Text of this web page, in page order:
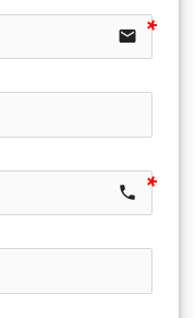
email
call